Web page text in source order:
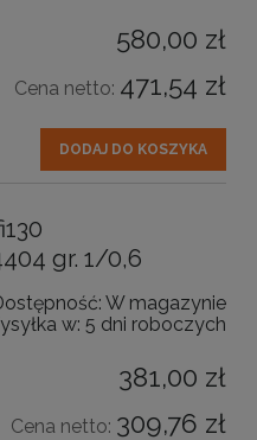
580,00 zł
Cena netto: 471,54 zł
DODAJ DO KOSZYKA
gr. 1/0,6
W magazynie
w: 5 dni roboczych
381,00 zł
Cena netto: 309,76 zł